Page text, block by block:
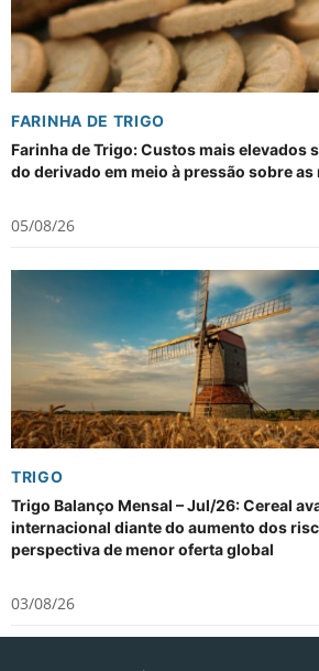
FARINHA DE TRIGO
Farinha de Trigo: Custos mais elevados
do derivado em meio à pressão sobre
05/08/26
TRIGO
Trigo Balanço Mensal – Jul/26: Cereal
internacional diante do aumento dos
perspectiva de menor oferta global
03/08/26